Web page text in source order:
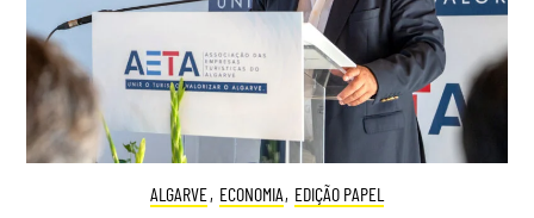
ALGARVE, ECONOMIA, EDIÇÃO PAPEL